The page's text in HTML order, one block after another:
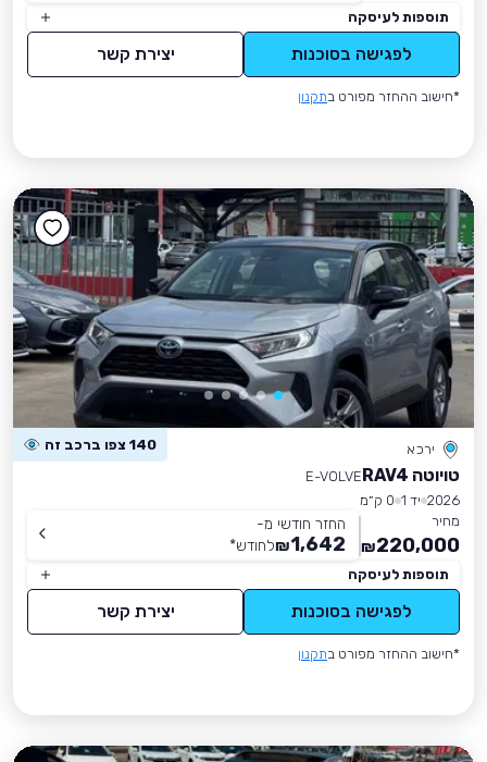
תוספות לעיסקה
לפגישה בסוכנות יצירת קשר
*חישוב ההחזר מפורט בתקנון
ירכא 140 צפו ברכב זה
טויוטה RAV4
E-VOLVE
2026 יד 1
0 ק״מ
מחיר
220,000
₪
החזר חודשי מ-
1,642
₪לחודש*
תוספות לעיסקה
לפגישה בסוכנות יצירת קשר
*חישוב ההחזר מפורט בתקנון